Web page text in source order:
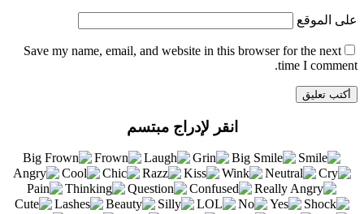
على الموقع
Save my name, email, and website in this browser for the next
time I comment.
انقر لإدراج مبتسم